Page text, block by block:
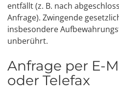
entfällt (z. B. nach
Anfrage). Zwingende
insbesondere
unberührt.
Anfrage per E-
oder Telefax